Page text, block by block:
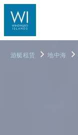
游艇租赁 地中海